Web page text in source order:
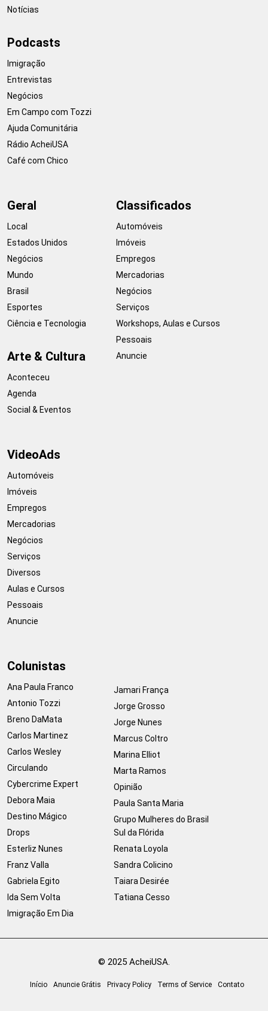
Notícias
Podcasts
Imigração
Entrevistas
Negócios
Em Campo com Tozzi
Ajuda Comunitária
Rádio AcheiUSA
Café com Chico
Geral
Local
Estados Unidos
Negócios
Mundo
Brasil
Esportes
Ciência e Tecnologia
Arte & Cultura
Aconteceu
Agenda
Social & Eventos
Classificados
Automóveis
Imóveis
Empregos
Mercadorias
Negócios
Serviços
Workshops, Aulas e Cursos
Pessoais
Anuncie
VideoAds
Automóveis
Imóveis
Empregos
Mercadorias
Negócios
Serviços
Diversos
Aulas e Cursos
Pessoais
Anuncie
Colunistas
Ana Paula Franco
Antonio Tozzi
Breno DaMata
Carlos Martinez
Carlos Wesley
Circulando
Cybercrime Expert
Debora Maia
Destino Mágico
Drops
Esterliz Nunes
Franz Valla
Gabriela Egito
Ida Sem Volta
Imigração Em Dia
Jamari França
Jorge Grosso
Jorge Nunes
Marcus Coltro
Marina Elliot
Marta Ramos
Opinião
Paula Santa Maria
Grupo Mulheres do Brasil
Sul da Flórida
Renata Loyola
Sandra Colicino
Taiara Desirée
Tatiana Cesso
© 2025 AcheiUSA.
Início Anuncie Grátis Privacy Policy Terms of Service Contato